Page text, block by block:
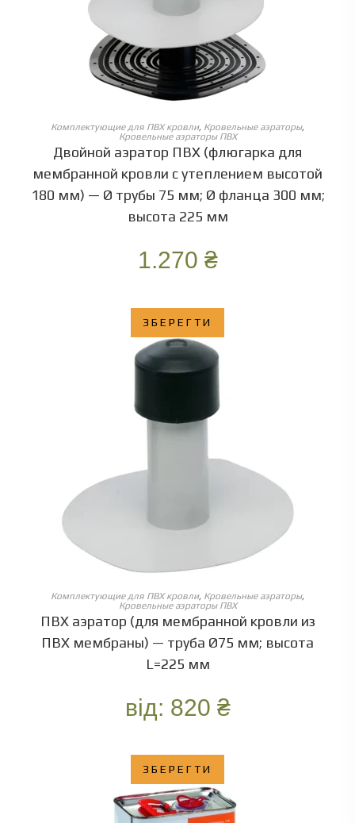
ОБЕРІТЬ ОПЦІЇ
Комплектующие для ПВХ кровли, Кровельные аэраторы,
Кровельные аэраторы ПВХ
Двойной аэратор ПВХ (флюгарка для
мембранной кровли с утеплением высотой
180 мм) — Ø трубы 75 мм; Ø фланца 300 мм;
высота 225 мм
1.270 ₴
ЗБЕРЕГТИ
ОБЕРІТЬ ОПЦІЇ
Комплектующие для ПВХ кровли, Кровельные аэраторы,
Кровельные аэраторы ПВХ
ПВХ аэратор (для мембранной кровли из
ПВХ мембраны) — труба Ø75 мм; высота
L=225 мм
від: 820 ₴
ЗБЕРЕГТИ